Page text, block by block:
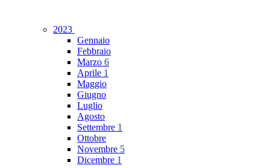
2023
Gennaio
Febbraio
Marzo 6
Aprile 1
Maggio
Giugno
Luglio
Agosto
Settembre 1
Ottobre
Novembre 5
Dicembre 1